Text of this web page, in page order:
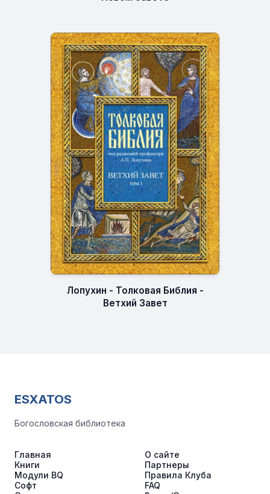
Лопухин - Толковая Библия -
Ветхий Завет
ESXATOS
Богословская библиотека
Главная
Книги
Модули BQ
Софт
О сайте
Партнеры
Правила Клуба
FAQ